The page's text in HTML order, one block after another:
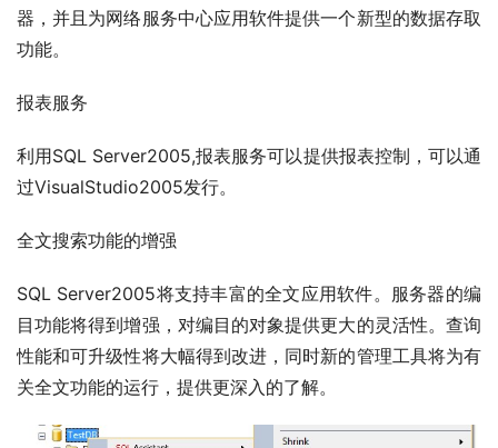
器，并且为网络服务中心应用软件提供一个新型的数据存取
功能。
报表服务
利用SQL Server2005,报表服务可以提供报表控制，可以通
过VisualStudio2005发行。
全文搜索功能的增强
SQL Server2005将支持丰富的全文应用软件。服务器的编
目功能将得到增强，对编目的对象提供更大的灵活性。查询
性能和可升级性将大幅得到改进，同时新的管理工具将为有
关全文功能的运行，提供更深入的了解。